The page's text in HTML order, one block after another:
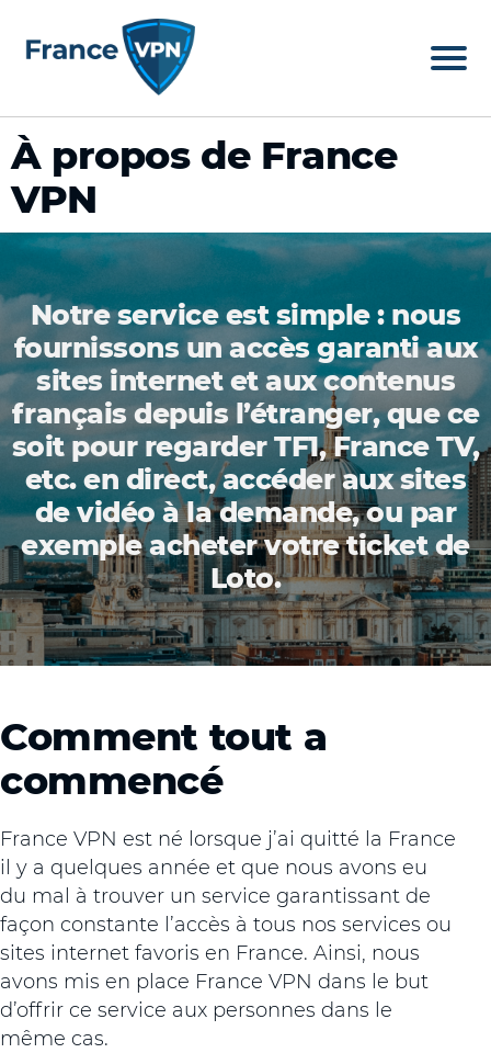
À propos de France
VPN
Notre service est simple : nous
fournissons un accès garanti aux
sites internet et aux contenus
français depuis l’étranger, que ce
soit pour regarder TF1, France TV,
etc. en direct, accéder aux sites
de vidéo à la demande, ou par
exemple acheter votre ticket de
Loto.
Comment tout a
commencé
France VPN est né lorsque j’ai quitté la France
il y a quelques année et que nous avons eu
du mal à trouver un service garantissant de
façon constante l’accès à tous nos services ou
sites internet favoris en France. Ainsi, nous
avons mis en place France VPN dans le but
d’offrir ce service aux personnes dans le
même cas.